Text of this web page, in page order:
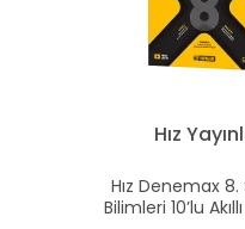
Hız
Hız Denemax 8.
Bilimleri 10’lu